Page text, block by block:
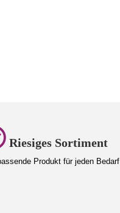
Riesiges Sortiment
Produkt für jeden Bedarf